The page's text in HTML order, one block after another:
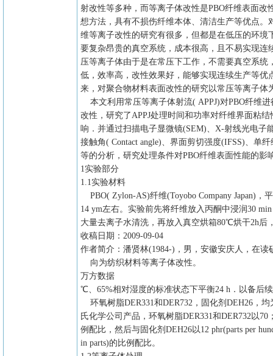
射改性等多种，而等离子体改性是PBO纤维表面改
想方法，具有不损伤纤维本体、清洁生产等优点。
维等离子改性的研究有很多，但都是在低压的环境
要复杂昂贵的真空系统，成本很高，且不易实现连
压等离子体由于是在常压下工作，不需要真空系统
低，效率高，改性效果好，能够实现连续生产等优
来，对聚合物材料表面改性的研究以常压等离子体
本文利用常压等离子体射流( APPJ)对PBO纤维进
改性，研究了APPJ处理时间和功率对纤维界面粘结
响．并通过扫描电子显微镜(SEM)、X-射线光电子
接触角( Contact angle)、界面剪切强度(IFSS)、单
等的分析，研究处理条件对PBO纤维表面性能的影
1实验部分
1.1实验材料
PBO( Zylon-AS)纤维(Toyobo Company Japan)，
14 ym左右。实验前先将纤维放入丙酮中浸润30
大量去离子水清洗，再放入真空烘箱80℃烘干2h后
收稿日期：2009-09-04
作者简介：潘贤林(1984-)，男，安徽安庆人，在读
向为纺织材料等离子体改性。
万方数据
℃、65%相对湿度的标准状态下平衡24 h．以备后
环氧树脂DER331和DER732，固化剂DEH26，均
氏化学公司产品，环氧树脂DER331和DER732以70
例配比，然后与固化剂DEH26以12 phr(parts per
in parts)的比例配比。